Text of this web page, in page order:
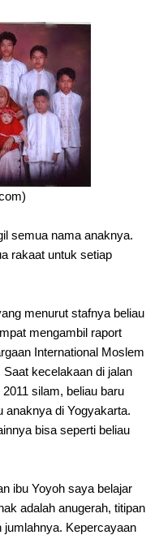
semua nama anaknya.
rakaat untuk setiap
menurut stafnya beliau
mengambil raport
International Moslem
kecelakaan di jalan
silam, beliau baru
anaknya di Yogyakarta.
bisa seperti beliau
ibu Yoyoh saya belajar
adalah anugerah, titipan
jumlahnya. Kepercayaan